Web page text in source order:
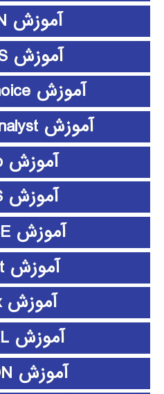
آموزش ePLAN
آموزش ETABS
آموزش expert choice
آموزش Frontier Analyst
آموزش github
آموزش HFSS
آموزش HSPICE
آموزش L-Edit
آموزش Latex
آموزش LISREL
آموزش LUMION